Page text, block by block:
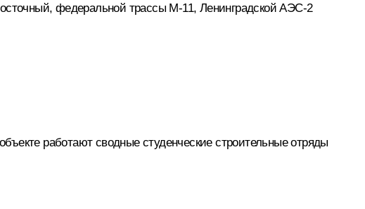
федеральной трассы М‑11, Ленинградской АЭС‑2
работают сводные студенческие строительные отряды